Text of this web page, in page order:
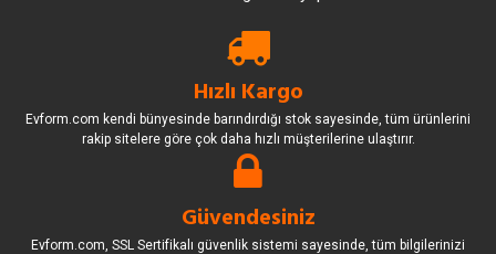
Hızlı Kargo
Evform.com kendi bünyesinde barındırdığı stok sayesinde, tüm ürünlerini
rakip sitelere göre çok daha hızlı müşterilerine ulaştırır.
Güvendesiniz
Evform.com, SSL Sertifikalı güvenlik sistemi sayesinde, tüm bilgilerinizi